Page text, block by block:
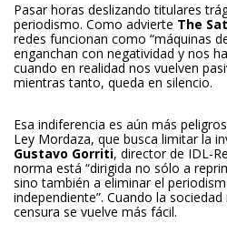
Pasar horas deslizando titulares
periodismo. Como advierte The
redes funcionan como “máquinas
enganchan con negatividad y nos
cuando en realidad nos vuelven
mientras tanto, queda en silencio.
Esa indiferencia es aún más
Ley Mordaza, que busca limitar la
Gustavo Gorriti, director de IDL-
norma está “dirigida no sólo a
sino también a eliminar el
independiente”. Cuando la
censura se vuelve más fácil.